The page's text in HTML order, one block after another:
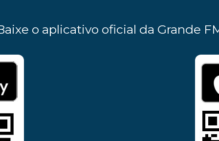
o aplicativo oficial da Grande